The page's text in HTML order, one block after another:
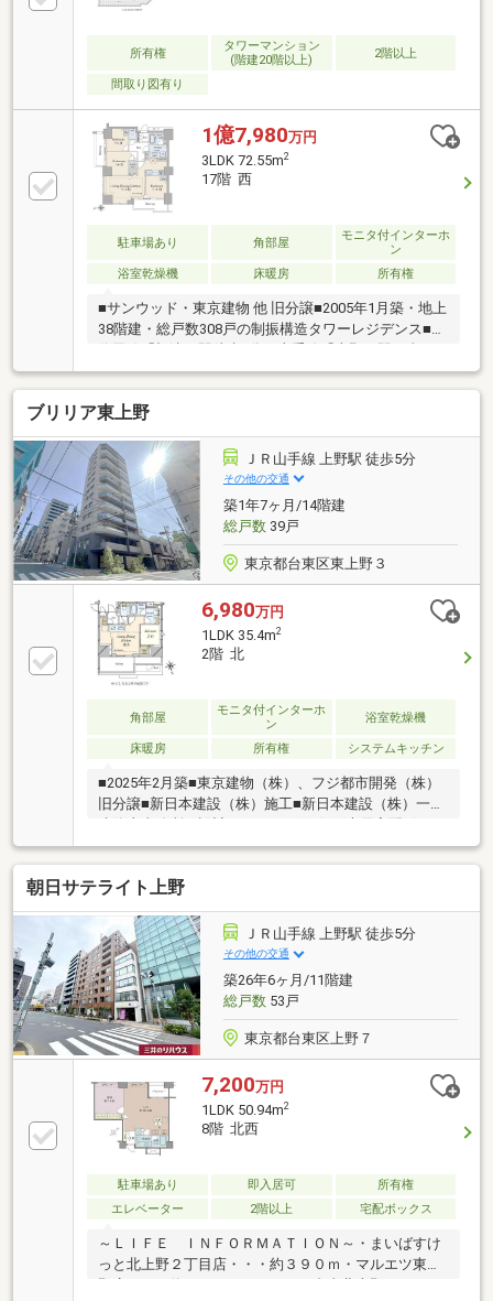
所有権
タワーマンション
(階建20階以上)
2階以上
間取り図有り
1億7,980万円
3LDK 72.55m2
17階 西
駐車場あり 角部屋
モニタ付インターホ
ン
浴室乾燥機
床暖房 所有権
■サンウッド・東京建物 他 旧分譲■2005年1月築・地上
38階建・総戸数308戸の制振構造タワーレジデンス■千
複数路線利用可◎24時間有人管理(夜間警備員対応)の
ため防犯面も安心です◎最上階にはスカイビューラウ
ンジがあり、周辺の豊かな緑が望めます◎フロントサ
ービスやゲストルームなど共用施設充実◎各フロアに
ゴミ置き場有【リノベーション内容】キッチン交換/浴
室交換/洗面交換/トイレ交換/水まわり床張替/フロー
リング新規張替/建具交換/照明交換/給湯器(追い炊き機
能交換)下足入/全クロス貼替/アクセントクロス/ハウ
スクリーニング
ブリリア東上野
ＪＲ山手線 上野駅 徒歩5分
その他の交通
築1年7ヶ月/14階建
総戸数39戸
東京都台東区東上野３
6,980万円
1LDK 35.4m2
2階 北
角部屋
モニタ付インターホ
ン
浴室乾燥機
床暖房 所有権 システムキッチン
■2025年2月築■東京建物（株）、フジ都市開発（株）
旧分譲■新日本建設（株）施工■新日本建設（株）一級
ス■オートロック■カラーモニター付インターホン■2階
部分北・東向き角住戸■1LDK+WIC+SIC/35.40m2■浴室
換気乾燥暖房機■オートバス■温水洗浄暖房便座■JR山
手線・京浜東北線・常磐線 宇都宮線・高崎線・上野
東京ライン「上野」駅 徒歩5分■東京メトロ銀座線
「稲荷町」駅 徒歩4分
朝日サテライト上野
ＪＲ山手線 上野駅 徒歩5分
その他の交通
築26年6ヶ月/11階建
総戸数53戸
東京都台東区上野７
7,200万円
1LDK 50.94m2
8階 北西
駐車場あり 即入居可
所有権
エレベーター
2階以上 宅配ボックス
～ＬＩＦＥ ＩＮＦＯＲＭＡＴＩＯＮ～・まいばすけ
っと北上野２丁目店・・・約３９０ｍ・マルエツ東上